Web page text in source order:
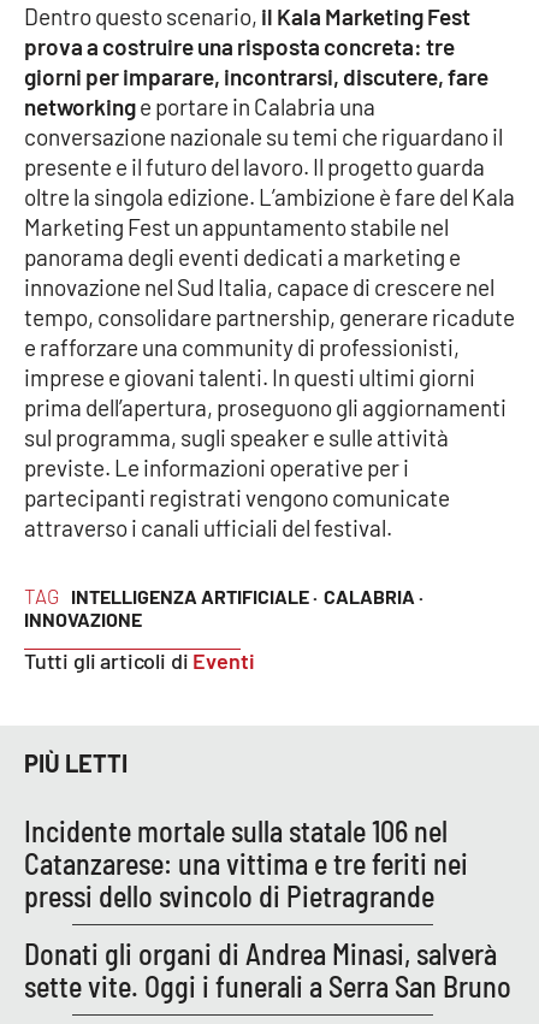
TAG INTELLIGENZA ARTIFICIALE · CALABRIA ·
INNOVAZIONE
Tutti gli articoli di Eventi
Dentro questo scenario, il Kala Marketing Fest
prova a costruire una risposta concreta: tre
giorni per imparare, incontrarsi, discutere, fare
networkinge portare in Calabria una
conversazione nazionale su temi che riguardano il
presente e il futuro del lavoro. Il progetto guarda
oltre la singola edizione. L’ambizione è fare del Kala
Marketing Fest un appuntamento stabile nel
panorama degli eventi dedicati a marketing e
innovazione nel Sud Italia, capace di crescere nel
tempo, consolidare partnership, generare ricadute
e rafforzare una community di professionisti,
imprese e giovani talenti. In questi ultimi giorni
prima dell’apertura, proseguono gli aggiornamenti
sul programma, sugli speaker e sulle attività
previste. Le informazioni operative per i
partecipanti registrati vengono comunicate
attraverso i canali ufficiali del festival.
PIÙ LETTI
Incidente mortale sulla statale 106 nel
Catanzarese: una vittima e tre feriti nei
pressi dello svincolo di Pietragrande
Donati gli organi di Andrea Minasi, salverà
sette vite. Oggi i funerali a Serra San Bruno